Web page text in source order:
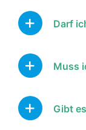
Darf
Muss
Gibt